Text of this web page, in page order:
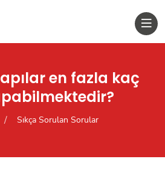
en fazla kaç
Sıkça Sorulan Sorular